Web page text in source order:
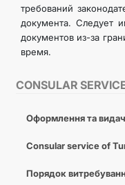
CONSULAR
Оформлення та
Consular service of
Порядок
требований
документа. Следует
документов из-за
время.